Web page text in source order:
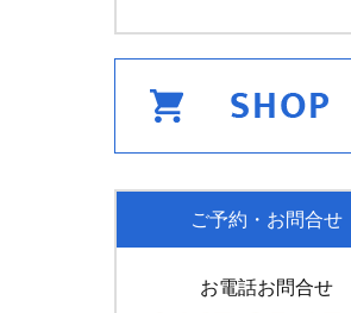
ご予約・お問合せ
お電話お問合せ